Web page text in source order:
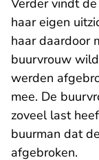
Verder vindt
haar eigen
haar daardoor
buurvrouw
werden
mee. De
zoveel last
buurman dat
afgebroken.